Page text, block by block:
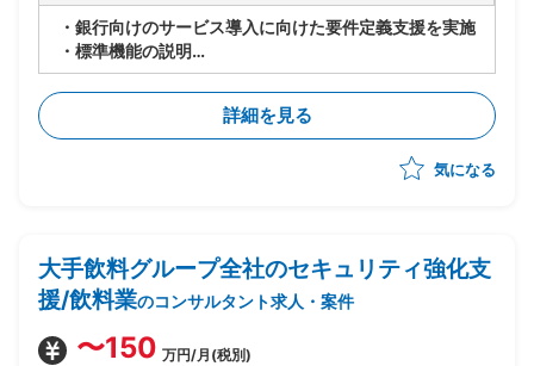
・銀行向けのサービス導入に向けた要件定義支援を実施
・標準機能の説明
・標準要件定義書を基にしたFit&Gap
・各ステークホルダーとの折衝
詳細を見る
気になる
大手飲料グループ全社のセキュリティ強化支
援/飲料業のコンサルタント求人・案件
〜150 万円/月(税別)